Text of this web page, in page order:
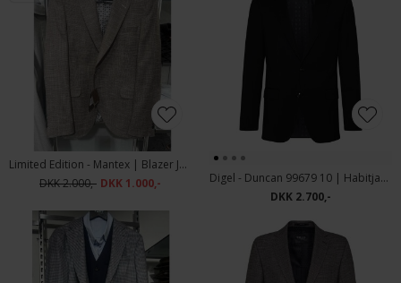
Limited Edition - Mantex | Blazer Jakke Beige
DKK 2.000,- DKK 1.000,-
Digel - Duncan 99679 10 | Habitjakke Sort
DKK 2.700,-